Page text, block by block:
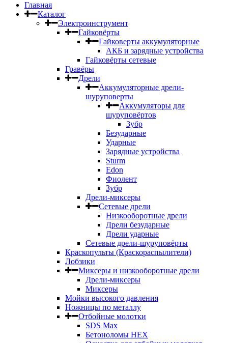
Главная
Каталог
Электроинструмент
Гайковёрты
Гайковерты аккумуляторные
АКБ и зарядные устройства
Гайковёрты сетевые
Гравёры
Дрели
Аккумуляторные дрели-
шуруповерты
Аккумуляторы для
шуруповёртов
Зубр
Безударные
Ударные
Зарядные устройства
Sturm
Edon
Фиолент
Зубр
Дрели-миксеры
Сетевые дрели
Низкооборотные дрели
Дрели безударные
Дрели ударные
Сетевые дрели-шуруповёрты
Краскопульты (Краскораспылители)
Лобзики
Миксеры и низкооборотные дрели
Дрели-миксеры
Миксеры
Мойки высокого давления
Ножницы по металлу
Отбойные молотки
SDS Max
Бетоноломы HEX